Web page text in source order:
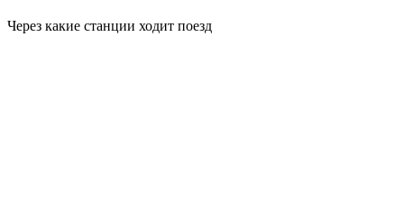
Через какие станции ходит поезд